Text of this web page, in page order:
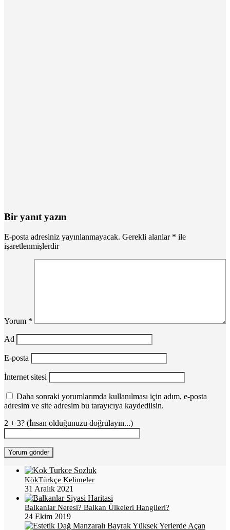
Bir yanıt yazın
E-posta adresiniz yayınlanmayacak. Gerekli alanlar * ile
işaretlenmişlerdir
Yorum *
Ad
E-posta
İnternet sitesi
Daha sonraki yorumlarımda kullanılması için adım, e-posta
adresim ve site adresim bu tarayıcıya kaydedilsin.
2 + 3? (İnsan olduğunuzu doğrulayın...)
KökTürkçe Kelimeler
31 Aralık 2021
Balkanlar Neresi? Balkan Ülkeleri Hangileri?
24 Ekim 2019